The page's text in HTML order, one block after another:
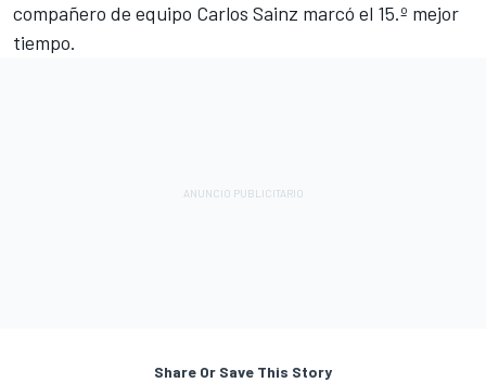
compañero de equipo Carlos Sainz marcó el 15.º mejor
tiempo.
Share Or Save This Story